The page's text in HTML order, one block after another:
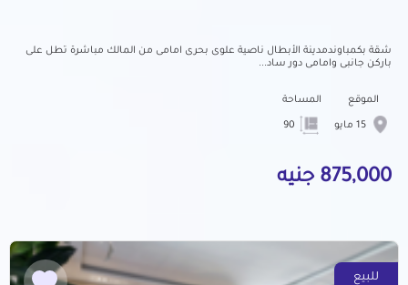
شقة بكمباوندمدينة الأبطال ناصية علوى بحرى امامى من المالك مباشرة تطل على
باركن جانبى وامامى دور ساد...
الموقع المساحة
875,000 جنيه
للبيع